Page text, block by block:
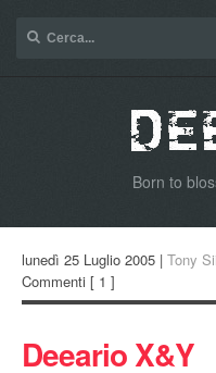
Born to
lunedì 25 Luglio 2005 | Tony
Commenti [ 1 ]
Deeario X&Y